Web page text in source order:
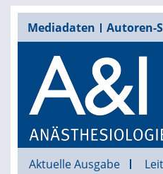
Mediadaten Autoren-
Aktuelle Ausgabe